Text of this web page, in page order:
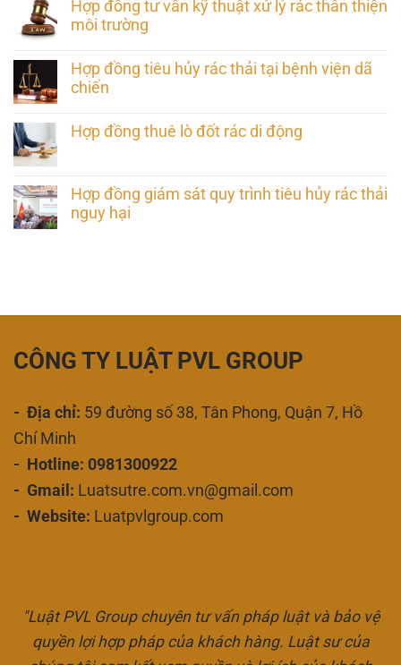
Hợp đồng tư vấn kỹ thuật xử lý rác thân thiện
môi trường
Hợp đồng tiêu hủy rác thải tại bệnh viện dã
chiến
Hợp đồng thuê lò đốt rác di động
Hợp đồng giám sát quy trình tiêu hủy rác thải
nguy hại
CÔNG TY LUẬT PVL GROUP
- Địa chỉ: 59 đường số 38, Tân Phong, Quận 7, Hồ
Chí Minh
- Hotline: 0981300922
- Gmail: Luatsutre.com.vn@gmail.com
- Website: Luatpvlgroup.com
"Luật PVL Group chuyên tư vấn pháp luật và bảo vệ
quyền lợi hợp pháp của khách hàng. Luật sư của